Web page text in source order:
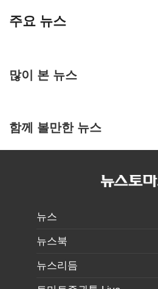
주요 뉴스
많이 본 뉴스
함께 볼만한 뉴스
뉴스
뉴스북
뉴스리듬